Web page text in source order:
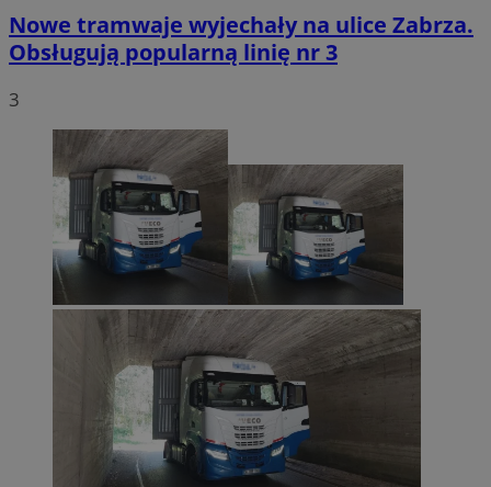
Nowe tramwaje wyjechały na ulice Zabrza.
Obsługują popularną linię nr 3
3